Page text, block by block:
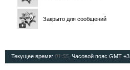
Закрыто для сообщений
Текущее время: 01:55 . Часовой пояс GMT +3.